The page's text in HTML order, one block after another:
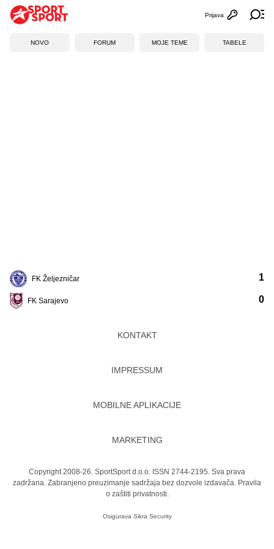
Otvori
Prijava
NOVO FORUM MOJE TEME TABELE
FK Željezničar
FK Sarajevo
1
0
KONTAKT
IMPRESSUM
MOBILNE APLIKACIJE
MARKETING
Copyright 2008-26. SportSport d.o.o. ISSN 2744-2195. Sva prava
zadržana. Zabranjeno preuzimanje sadržaja bez dozvole izdavača. Pravila
o zaštiti privatnosti.
Osigurava Sikra Security